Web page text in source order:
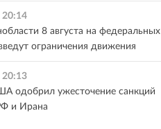
20:14
8 августа на федеральных
ограничения движения
20:13
одобрил ужесточение санкций
и Ирана